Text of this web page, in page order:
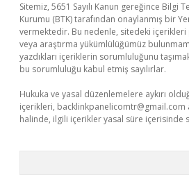
Sitemiz, 5651 Sayılı Kanun gereğince Bilgi
Kurumu (BTK) tarafından onaylanmış bir
vermektedir. Bu nedenle, sitedeki
veya araştırma yükümlülüğümüz
yazdıkları içeriklerin sorumluluğunu
bu sorumluluğu kabul etmiş sayılırlar.
Hukuka ve yasal düzenlemelere aykırı
içerikleri, backlinkpanelicomtr@gmail.com
halinde, ilgili içerikler yasal süre içerisinde